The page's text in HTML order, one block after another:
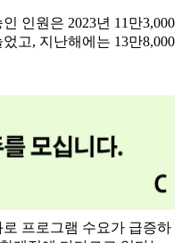
인원은 2023년 11만3,000
고, 지난해에는 13만8,000
프로그램 수요가 급증하